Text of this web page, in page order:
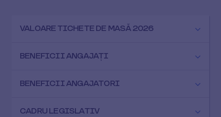
VALOARE TICHETE DE MASĂ 2026
BENEFICII ANGAJAȚI
BENEFICII ANGAJATORI
CADRU LEGISLATIV